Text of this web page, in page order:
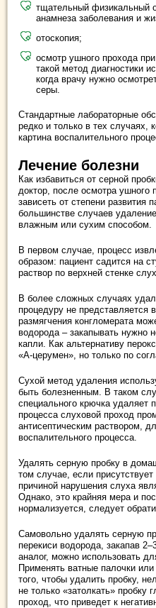
тщательный физикальный
анамнеза заболевания и
отоскопия;
осмотр ушного прохода
такой метод диагностики
когда врачу нужно
серы.
Стандартные лабораторные
редко и только в тех случаях,
картина воспалительного
Лечение болезни
Как избавиться от серной
доктор, после осмотра
зависеть от степени развития
большинстве случаев
влажным или сухим способом.
В первом случае, процесс
образом: пациент садится на
раствор по верхней стенке
В более сложных случаях
процедуру не
размягчения конгломерата
водорода – закапывать нужно
капли. Как альтернативу
«А-церумен», но только по
Сухой метод удаления
быть болезненным. В таком
специального крючка удаляет
процесса слуховой проход
антисептическим раствором,
воспалительного процесса.
Удалять серную пробку в
том случае, если
причиной нарушения слуха
Однако, это крайняя мера и
нормализуется, следует
Самовольно удалять серную
перекиси водорода, закапав
аналог, можно использовать
Применять ватные палочки
того, чтобы удалить пробку,
не только «затолкать» пробку
проход, что приведет к